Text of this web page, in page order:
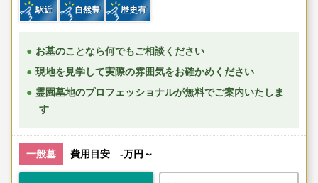
駅近 自然豊 歴史有
お墓のことなら何でもご相談ください
現地を見学して実際の雰囲気をお確かめください
霊園墓地のプロフェッショナルが無料でご案内いたしま
す
一般墓 費用目安 -万円～